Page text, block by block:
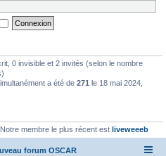
0 invisible et 2 invités (selon le nombre
a été de 271 le 18 mai 2024,
membre le plus récent est liveweeeb
forum OSCAR